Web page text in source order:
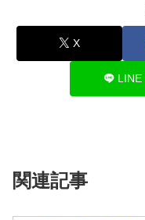
X
LINE
関連記事